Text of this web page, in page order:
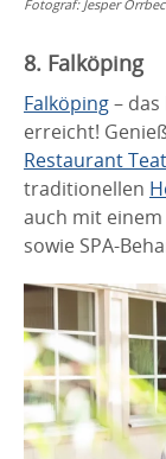
Fotograf: Jesper
8. Falköping
Falköping–
erreicht!
Restaurant
traditionellen
auch mit einem
sowie SPA-